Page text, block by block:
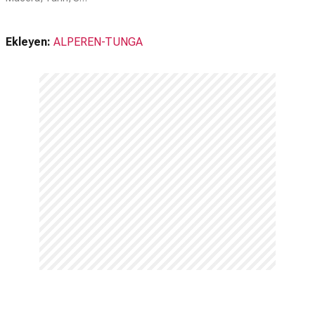
Ekleyen: ALPEREN-TUNGA